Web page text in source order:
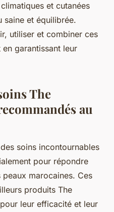
et cutanées
saine et équilibrée.
utiliser et combiner ces
garantissant leur
The
au
soins incontournables
pour répondre
marocaines. Ces
produits The
leur efficacité et leur